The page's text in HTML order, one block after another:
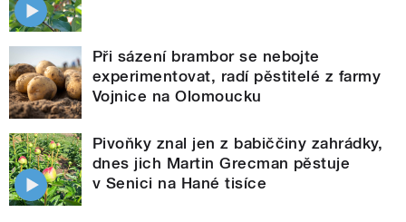
Při sázení brambor se nebojte
experimentovat, radí pěstitelé z farmy
Vojnice na Olomoucku
Pivoňky znal jen z babiččiny zahrádky,
dnes jich Martin Grecman pěstuje
v Senici na Hané tisíce